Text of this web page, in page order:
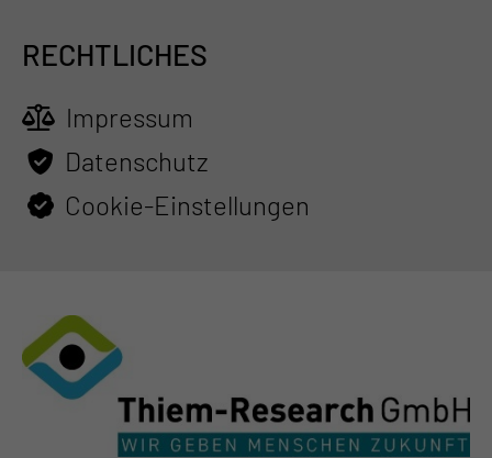
RECHTLICHES
Impressum
Datenschutz
Cookie-Einstellungen